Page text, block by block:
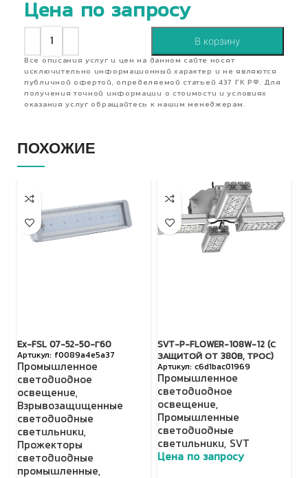
Цена по запросу
В корзину
Все описания услуг и цен на данном сайте носят
исключительно информационный характер и не являются
публичной офертой, определяемой статьей 437 ГК РФ. Для
получения точной информации о стоимости и условиях
оказания услуг обращайтесь к нашим менеджерам.
ПОХОЖИЕ
Ex-FSL 07-52-50-Г60
f0089a4e5a37
Промышленное
светодиодное
освещение,
Взрывозащищенные
светодиодные
светильники,
Прожекторы
светодиодные
промышленные,
SVT-P-FLOWER-108W-12 (С
ЗАЩИТОЙ ОТ 380В, ТРОС)
c6d1bac01969
Промышленное
светодиодное
освещение,
Промышленные
светодиодные
светильники, SVT
Цена по запросу